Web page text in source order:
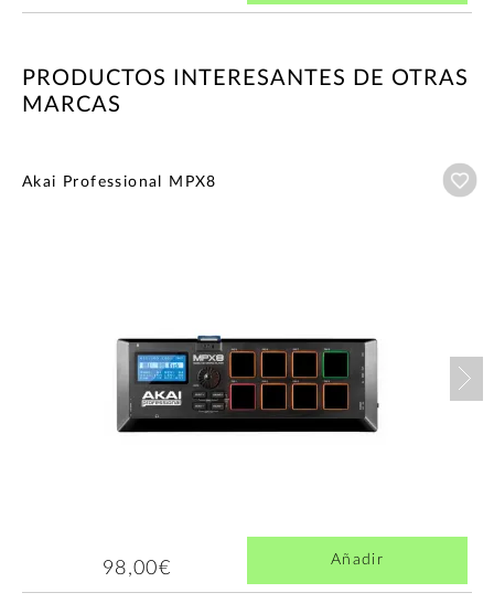
PRODUCTOS INTERESANTES DE OTRAS
MARCAS
Akai Professional MPX8
98,00€ Añadir